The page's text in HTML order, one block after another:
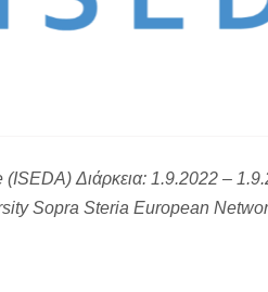
Διάρκεια: 1.9.2022 –
Sopra Steria European